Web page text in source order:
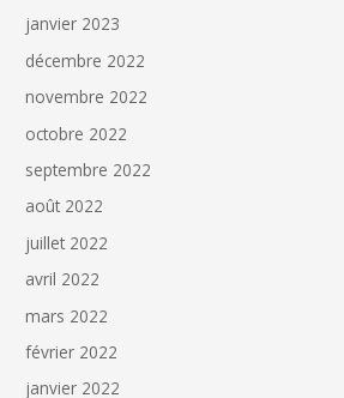
janvier 2023
décembre 2022
novembre 2022
octobre 2022
septembre 2022
août 2022
juillet 2022
avril 2022
mars 2022
février 2022
janvier 2022